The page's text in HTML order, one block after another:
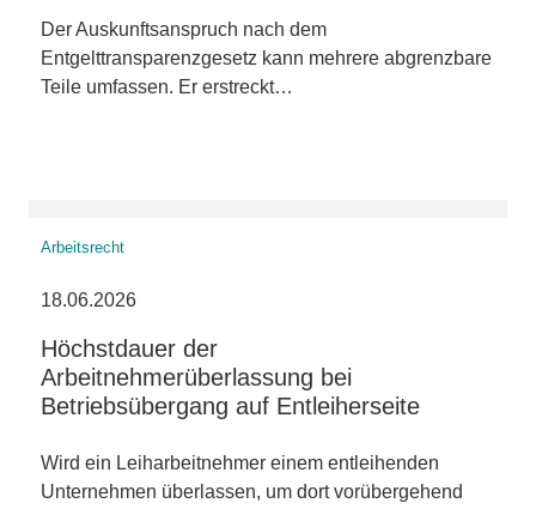
Der Auskunftsanspruch nach dem
Entgelttransparenzgesetz kann mehrere abgrenzbare
Teile umfassen. Er erstreckt…
Arbeitsrecht
18.06.2026
Höchstdauer der
Arbeitnehmerüberlassung bei
Betriebsübergang auf Entleiherseite
Wird ein Leiharbeitnehmer einem entleihenden
Unternehmen überlassen, um dort vorübergehend